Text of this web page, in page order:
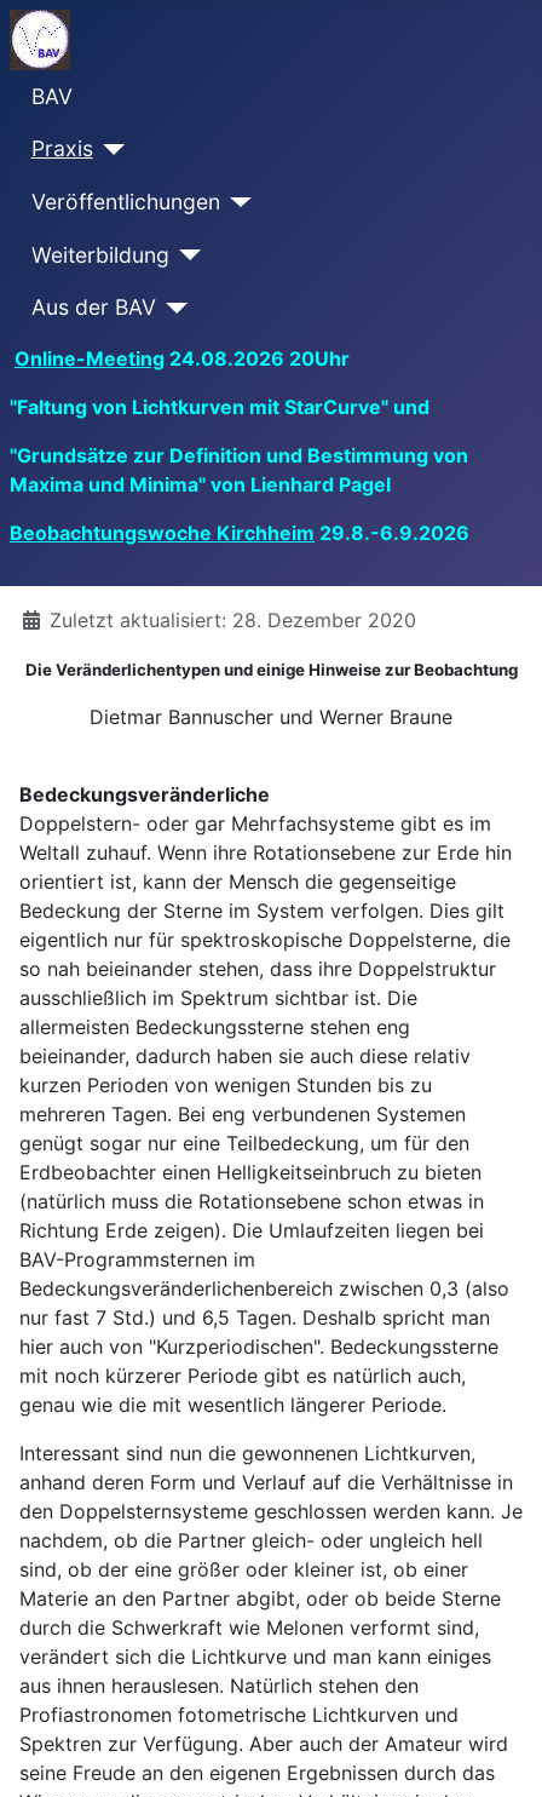
BAV
Praxis
Veröffentlichungen
Weiterbildung
Aus der BAV
Online-Meeting 24.08.2026 20Uhr
"Faltung von Lichtkurven mit StarCurve" und
"Grundsätze zur Definition und Bestimmung von
Maxima und Minima" von Lienhard Pagel
Beobachtungswoche Kirchheim 29.8.-6.9.2026
DetailsZuletzt aktualisiert: 28. Dezember 2020
Die Veränderlichentypen und einige Hinweise zur Beobachtung
Dietmar Bannuscher und Werner Braune
Bedeckungsveränderliche
Doppelstern- oder gar Mehrfachsysteme gibt es im
Weltall zuhauf. Wenn ihre Rotationsebene zur Erde hin
orientiert ist, kann der Mensch die gegenseitige
Bedeckung der Sterne im System verfolgen. Dies gilt
eigentlich nur für spektroskopische Doppelsterne, die
so nah beieinander stehen, dass ihre Doppelstruktur
ausschließlich im Spektrum sichtbar ist. Die
allermeisten Bedeckungssterne stehen eng
beieinander, dadurch haben sie auch diese relativ
kurzen Perioden von wenigen Stunden bis zu
mehreren Tagen. Bei eng verbundenen Systemen
genügt sogar nur eine Teilbedeckung, um für den
Erdbeobachter einen Helligkeitseinbruch zu bieten
(natürlich muss die Rotationsebene schon etwas in
Richtung Erde zeigen). Die Umlaufzeiten liegen bei
BAV-Programmsternen im
Bedeckungsveränderlichenbereich zwischen 0,3 (also
nur fast 7 Std.) und 6,5 Tagen. Deshalb spricht man
hier auch von "Kurzperiodischen". Bedeckungssterne
mit noch kürzerer Periode gibt es natürlich auch,
genau wie die mit wesentlich längerer Periode.
Interessant sind nun die gewonnenen Lichtkurven,
anhand deren Form und Verlauf auf die Verhältnisse in
den Doppelsternsysteme geschlossen werden kann. Je
nachdem, ob die Partner gleich- oder ungleich hell
sind, ob der eine größer oder kleiner ist, ob einer
Materie an den Partner abgibt, oder ob beide Sterne
durch die Schwerkraft wie Melonen verformt sind,
verändert sich die Lichtkurve und man kann einiges
aus ihnen herauslesen. Natürlich stehen den
Profiastronomen fotometrische Lichtkurven und
Spektren zur Verfügung. Aber auch der Amateur wird
seine Freude an den eigenen Ergebnissen durch das